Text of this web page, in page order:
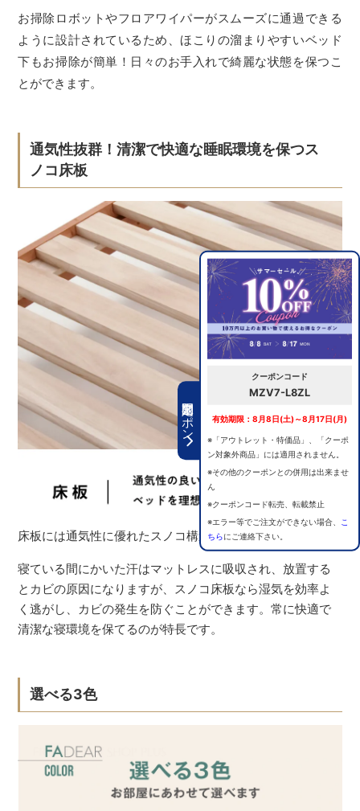
期間限定クーポン
クーポンコード
MZV7-L8ZL
有効期限：8月8日(土)～8月17日(月)
※「アウトレット・特価品」、「クーポ
ン対象外商品」には適用されません。
※その他のクーポンとの併用は出来ませ
ん
※クーポンコード転売、転載禁止
※エラー等でご注文ができない場合、
こ
ちらにご連絡下さい。
お掃除ロボットやフロアワイパーがスムーズに通過できる
ように設計されているため、ほこりの溜まりやすいベッド
下もお掃除が簡単！日々のお手入れで綺麗な状態を保つこ
とができます。
通気性抜群！清潔で快適な睡眠環境を保つス
ノコ床板
床板には通気性に優れたスノコ構造を採用。
寝ている間にかいた汗はマットレスに吸収され、放置する
とカビの原因になりますが、スノコ床板なら湿気を効率よ
く逃がし、カビの発生を防ぐことができます。常に快適で
清潔な寝環境を保てるのが特長です。
選べる3色